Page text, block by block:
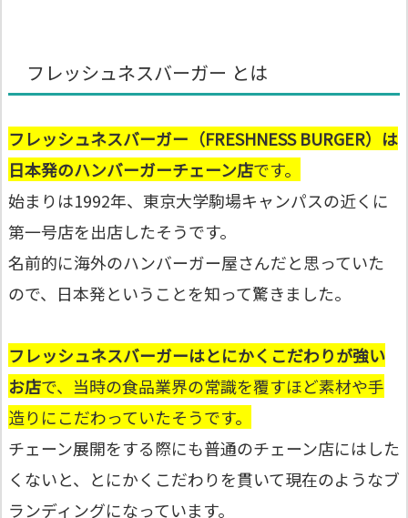
フレッシュネスバーガー とは
フレッシュネスバーガー（FRESHNESS BURGER）は
日本発のハンバーガーチェーン店です。
始まりは1992年、東京大学駒場キャンパスの近くに
第一号店を出店したそうです。
名前的に海外のハンバーガー屋さんだと思っていた
ので、日本発ということを知って驚きました。
フレッシュネスバーガーはとにかくこだわりが強い
お店で、当時の食品業界の常識を覆すほど素材や手
造りにこだわっていたそうです。
チェーン展開をする際にも普通のチェーン店にはした
くないと、とにかくこだわりを貫いて現在のようなブ
ランディングになっています。